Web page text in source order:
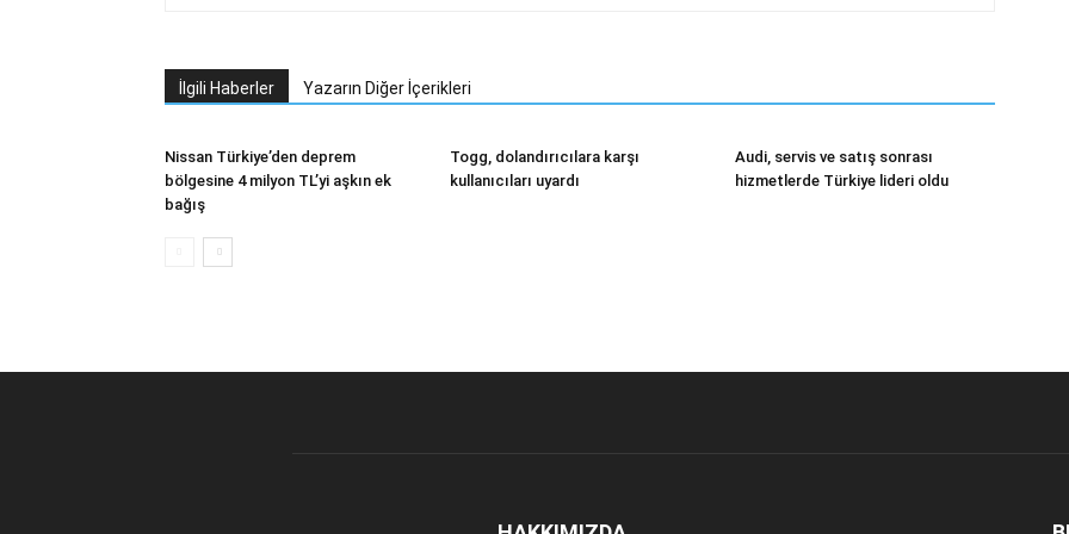
İlgili Haberler Yazarın Diğer İçerikleri
Nissan Türkiye’den deprem
bölgesine 4 milyon TL’yi aşkın ek
bağış
Togg, dolandırıcılara karşı
kullanıcıları uyardı
Audi, servis ve satış sonrası
hizmetlerde Türkiye lideri oldu